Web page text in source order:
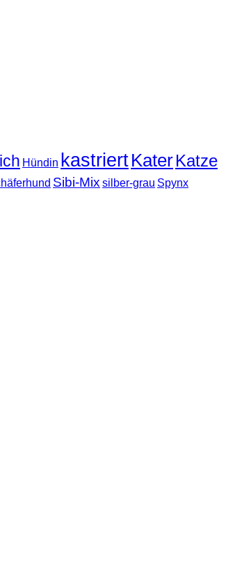
Hündin kastriertKaterKatze
Sibi-Mix silber-grau Spynx